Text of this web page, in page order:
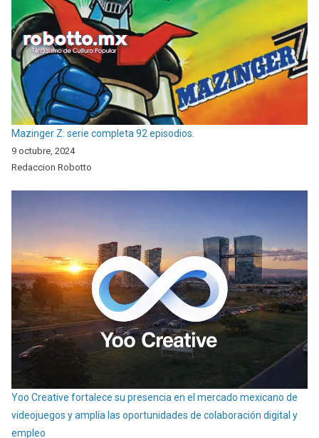
Mazinger Z: serie completa 92 episodios.
9 octubre, 2024
Redaccion Robotto
Yoo Creative fortalece su presencia en el mercado mexicano de
videojuegos y amplía las oportunidades de colaboración digital y
empleo